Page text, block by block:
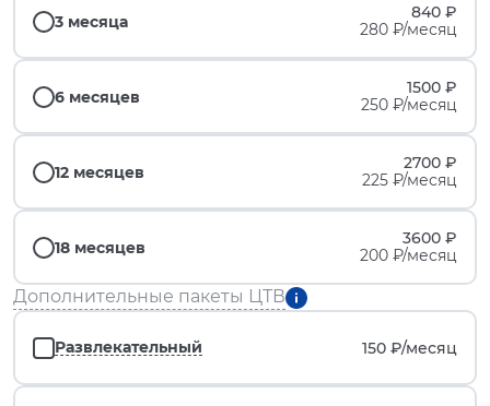
3 месяца
840 ₽
280 ₽/месяц
6 месяцев
1500 ₽
250 ₽/месяц
12 месяцев
2700 ₽
225 ₽/месяц
18 месяцев
3600 ₽
200 ₽/месяц
Дополнительные пакеты ЦТВ
Развлекательный 150 ₽/месяц